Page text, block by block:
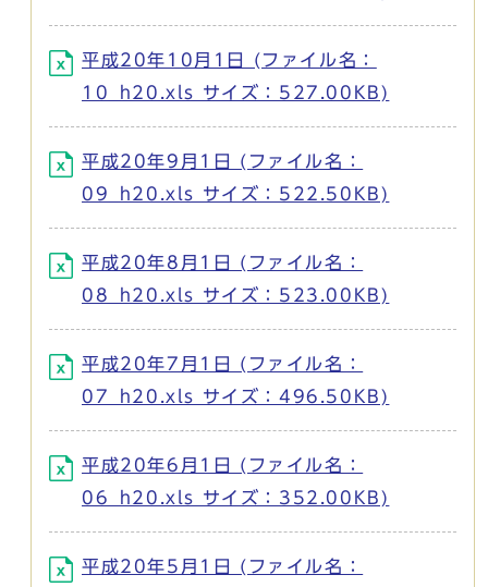
平成20年10月1日 (ファイル名：
10_h20.xls サイズ：527.00KB)
平成20年9月1日 (ファイル名：
09_h20.xls サイズ：522.50KB)
平成20年8月1日 (ファイル名：
08_h20.xls サイズ：523.00KB)
平成20年7月1日 (ファイル名：
07_h20.xls サイズ：496.50KB)
平成20年6月1日 (ファイル名：
06_h20.xls サイズ：352.00KB)
平成20年5月1日 (ファイル名：